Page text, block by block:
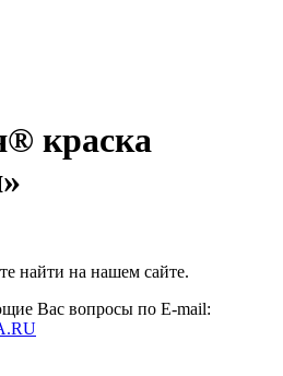
краска
найти на нашем сайте.
Вас вопросы по E-mail: